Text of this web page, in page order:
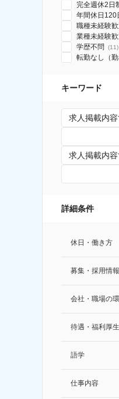
完全週休2日
年間休日120
職種未経験
業種未経験
学歴不問 (11)
転勤なし（勤
キーワード
求人掲載内
求人掲載内
詳細条件
休日・働き方
募集・採用情報
会社・職場の
待遇・福利厚生
語学
仕事内容